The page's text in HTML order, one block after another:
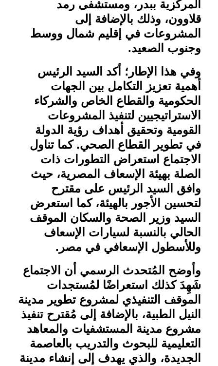
المركزية ببدر، ومستشفى رمد
قلاوون، وذلك بالإضافة إلى
المشروعات في إقليم شمال ووسط
وجنوب الصعيد.
وفي هذا الإطار؛ أكد السيد الرئيس
أهمية تعزيز التكامل بين الجهات
الحكومية والقطاع الخاص والشركاء
الاستراتيجيين لتنفيذ المشروعات
القومية وتحقيق أهداف رؤية الدولة
في تطوير القطاع الصحي. كما تناول
الاجتماع استعراض التطورات ذات
الصلة بهيئة الإسعاف المصرية، حيث
وافق السيد الرئيس على مقترح
لتحسين الأجور بالهيئة، كما استعرض
السيد وزير الصحة والسكان الموقف
الحالي بالنسبة لسيارات الإسعاف
وللأسطول الإسعافي في مصر .
وأوضح المُتحدث الرسمي أن الاجتماع
شَهِدَ كذلك استعراضًا لمُستجدات
الموقف التنفيذي لمشروع تطوير مدينة
النيل الطبية، بالإضافة إلى مُقترح تنفيذ
مشروع مدينة المستشفيات والمعاهد
التعليمية للبحوث والتدريب بالعاصمة
الجديدة، والذي يهدف إلى إنشاء مدينة